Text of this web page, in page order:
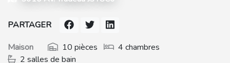
Maison 10 pièces
4 chambres
2 salles de bain
PARTAGER